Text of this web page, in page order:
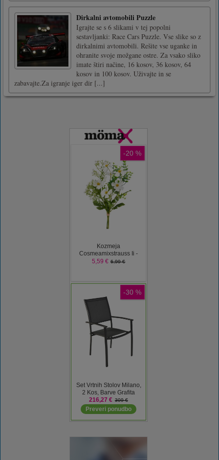
Dirkalni avtomobili Puzzle
Igrajte se s 6 slikami v tej popolni
sestavljanki: Race Cars Puzzle. Vse slike so z
dirkalnimi avtomobili. Rešite vse uganke in
ohranite svoje možgane ostre. Za vsako sliko
imate štiri načine, 16 kosov, 36 kosov, 64
kosov in 100 kosov. Uživajte in se
zabavajte.Za igranje iger dir [...]